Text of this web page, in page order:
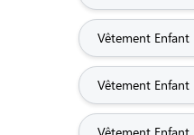
Vêtement Enfant
Vêtement Enfant